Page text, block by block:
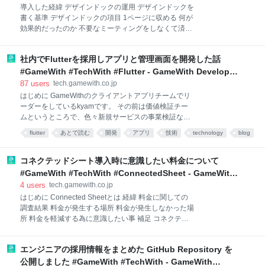
など Vue 2.7.
導入した経緯 デザインドックの運用 デザインドックを
書く基準 デザインドックの項目 1ページに収める 何が
効果的だったのか 不要なミーティングをしなくて済む
トカレンダー2022 導入した経緯 GameWithで攻略・
広告関係のチームで仕事をしているtaguchiです。 普
段は攻略記事に関係する技術的な仕事全般をしていま
す。 自分たちはもともと少人数で動いているため、チ
ーム内外での意思疎通という面では特に困ることはあ
りませんでした。特定のタスクについての情報共有
で事足りていました。 細かい仕様のやり取り ちょっと
が、問題は一つのプロジェクトの規模が数週間から
１〜２ヶ月ほどになった時
社内でFlutterを採用しアプリと管理画面を開発した話
#GameWith #TechWith #Flutter - GameWith Developer
Blog
87 users tech.gamewith.co.jp
はじめに GameWithのクライアントアプリチームでリ
ーダーをしているkyamです。 その前は価値検証チー
ムというところで、色々新規サービスの事業検証など
を行っていました。 先月、Flutterで作成したポケGO
最新攻略＆レイド招待ツールアプリをiOS・Androidア
GameWithには各ゲームの攻略情報が閲覧できる
GameWithアプリが存在するのですが、今回は特定の
ゲーム(ポケモンGO)で特定の機能(最新の情報やイベン
てた、MVP的なプロダクトとしてユーザーに提供を行
いました。今後のユーザーの反応や得られるフィード
バックによって新機能の追加や改善を検討していく流
で開発したのか、またどのような技術・設計を用いて
開発したのかを簡単に共有しよ
flutter あとで読む 開発 アプリ 技術 technology blog
コネクテッドシート導入時に意識したい料金について
#GameWith #TechWith #ConnectedSheet - GameWith
Developer Blog
4 users tech.gamewith.co.jp
はじめに Connected Sheetとは 経緯 料金に関しての
調査結果 料金が発生する場所 料金が発生しなかった場
所 料金を軽減する為に意識したい事 補足 コネクテッ
ムの@fujii86です。 Googleのグループウェア機能の１
つ、コネクテッドシートを社内で活用するにあたり、
エンジニアの採用情報をまとめた GitHub Repository を
公開しました #GameWith #TechWith - GameWith